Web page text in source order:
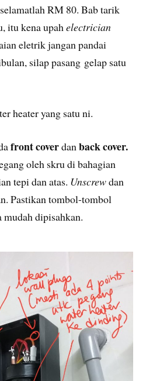
RM 80. Bab tarik
itu kena upahelectrician
eletrik jangan pandai
silap pasang gelap satu
heater yang satu ni.
front coverdanback cover.
oleh skru di bahagian
tepi dan atas. Unscrewdan
Pastikan tombol-tombol
mudah dipisahkan.